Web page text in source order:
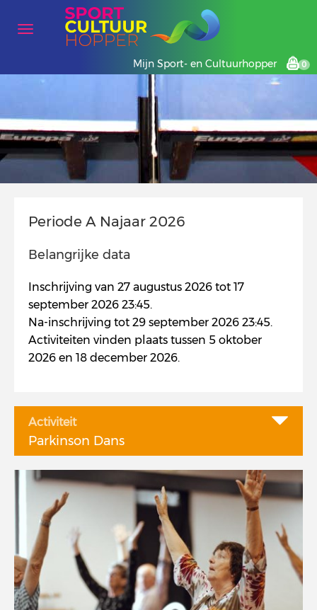
Mijn Sport- en Cultuurhopper 0
Periode A Najaar 2026
Belangrijke data
Inschrijving van 27 augustus 2026 tot 17
september 2026 23:45.
Na-inschrijving tot 29 september 2026 23:45.
Activiteiten vinden plaats tussen 5 oktober
2026 en 18 december 2026.
Activiteit
Parkinson Dans